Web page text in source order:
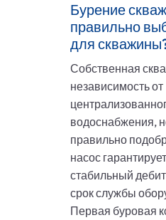
Бурение
правильно
для
Собственная
независимость от
водоснабжения,
правильно
насос гарантирует
стабильный
срок службы
Первая буровая